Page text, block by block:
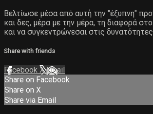
Βελτίωσε μέσα από αυτή την "έξυπνη"
και δες, μέρα με την μέρα, τη διαφορά
και να συγκεντρώνεσαι στις
Share with friends
Facebook XEmail
Share on Facebook
Share on X
Share via Email